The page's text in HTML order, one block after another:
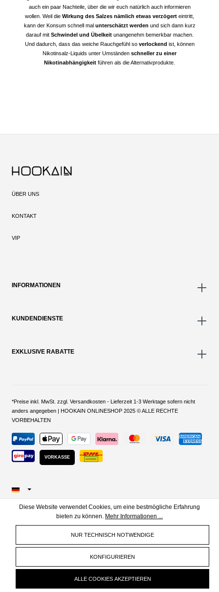
auch ein paar Nachteile, über die wir euch natürlich auch informieren
wollen. Weil die Wirkung des Salzes nämlich etwas verzögert eintritt,
kann der Konsum schnell mal unterschätzt werden und sich dann kurz
darauf mit Schwindel und Übelkeit unangenehm bemerkbar machen.
Und dadurch, dass das weiche Rauchgefühl so verlockend ist, können
Nikotinsalz-Liquids unter Umständen schneller zu einer
Nikotinabhängigkeit führen als die Alternativprodukte.
ÜBER UNS
KONTAKT
VIP
INFORMATIONEN
KUNDENDIENSTE
EXKLUSIVE RABATTE
*Preise inkl. MwSt. zzgl. Versandkosten - Lieferzeit 1-3 Werktage sofern nicht
anders angegeben | HOOKAIN ONLINESHOP 2025 © ALLE RECHTE
VORBEHALTEN
VORKASSE
Diese Website verwendet Cookies, um eine bestmögliche Erfahrung
bieten zu können. Mehr Informationen ...
NUR TECHNISCH NOTWENDIGE
KONFIGURIEREN
ALLE COOKIES AKZEPTIEREN